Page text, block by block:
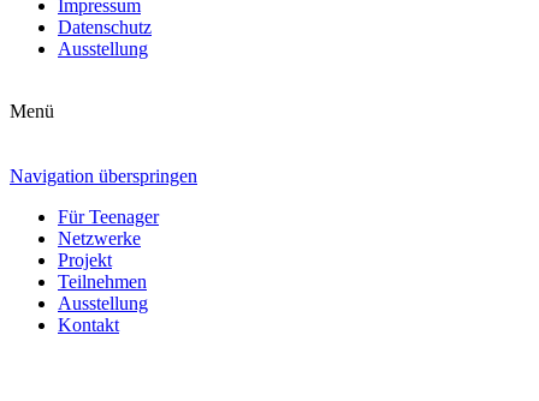
Impressum
Datenschutz
Ausstellung
Menü
Navigation überspringen
Für Teenager
Netzwerke
Projekt
Teilnehmen
Ausstellung
Kontakt